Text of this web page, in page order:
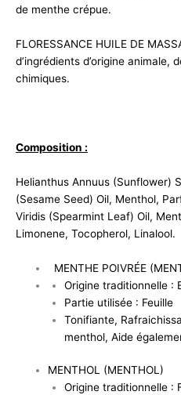
de menthe crépue.
FLORESSANCE HUILE DE
d’ingrédients d’origine animale,
chimiques.
Composition :
Helianthus Annuus (Sunflower)
(Sesame Seed) Oil, Menthol,
Viridis (Spearmint Leaf) Oil,
Limonene, Tocopherol, Linalool.
MENTHE POIVRÉE
Origine traditionnelle :
Partie utilisée : Feuille
Tonifiante,
menthol, Aide
MENTHOL (MENTHOL)
Origine traditionnelle :